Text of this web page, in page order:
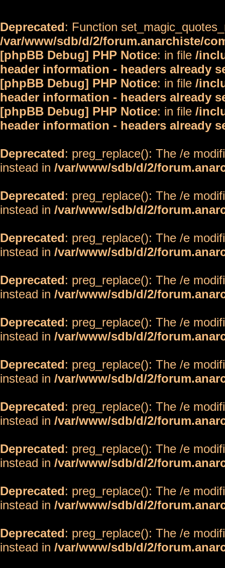
Deprecated: Function
/var/www/sdb/d/2/forum.anarchiste/
[phpBB Debug] PHP Notice: in file /
header information - headers already
[phpBB Debug] PHP Notice: in file /
header information - headers already
[phpBB Debug] PHP Notice: in file /
header information - headers already
Deprecated: preg_replace(): The /e
instead in /var/www/sdb/d/2/
Deprecated: preg_replace(): The /e
instead in /var/www/sdb/d/2/
Deprecated: preg_replace(): The /e
instead in /var/www/sdb/d/2/
Deprecated: preg_replace(): The /e
instead in /var/www/sdb/d/2/
Deprecated: preg_replace(): The /e
instead in /var/www/sdb/d/2/
Deprecated: preg_replace(): The /e
instead in /var/www/sdb/d/2/
Deprecated: preg_replace(): The /e
instead in /var/www/sdb/d/2/
Deprecated: preg_replace(): The /e
instead in /var/www/sdb/d/2/
Deprecated: preg_replace(): The /e
instead in /var/www/sdb/d/2/
Deprecated: preg_replace(): The /e
instead in /var/www/sdb/d/2/